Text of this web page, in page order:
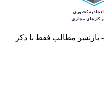
Joorchin Digital Marketing Agency - بازنشر مطالب فقط با ذکر